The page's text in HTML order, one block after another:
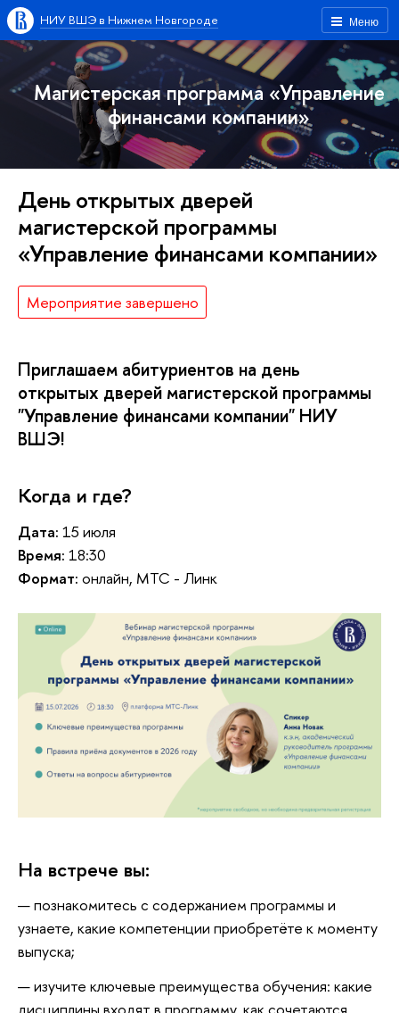
Меню
НИУ ВШЭ в Нижнем Новгороде
Магистерская программа «Управление
финансами компании»
День открытых дверей
магистерской программы
«Управление финансами компании»
Мероприятие завершено
Приглашаем абитуриентов на день
открытых дверей магистерской программы
"Управление финансами компании" НИУ
ШЭ!
Когда и где?
Дата: 15 июля
ремя: 18:30
Формат: онлайн, МТС - Линк
На встрече вы:
познакомитесь с содержанием программы и
узнаете, какие компетенции приобретёте к моменту
ыпуска;
изучите ключевые преимущества обучения: какие